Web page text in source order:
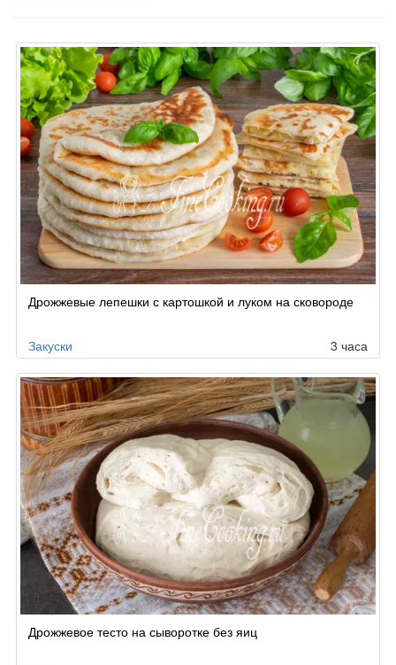
Дрожжевые лепешки с картошкой и луком на сковороде
Закуски 3 часа
Дрожжевое тесто на сыворотке без яиц